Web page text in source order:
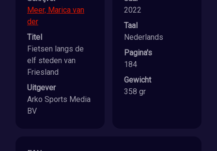
Meer, Marica van
der
Titel
Fietsen langs de
elf steden van
Friesland
Uitgever
Arko Sports Media
BV
2022
Taal
Nederlands
Pagina's
184
Gewicht
358 gr